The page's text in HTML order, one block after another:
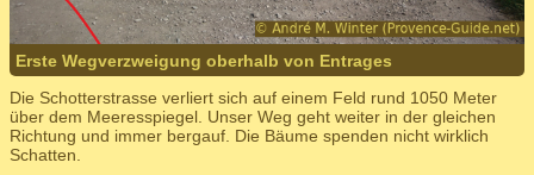
Erste Wegverzweigung oberhalb von Entrages
Die Schotterstrasse verliert sich auf einem Feld rund 1050 Meter
über dem Meeresspiegel. Unser Weg geht weiter in der gleichen
Richtung und immer bergauf. Die Bäume spenden nicht wirklich
Schatten.